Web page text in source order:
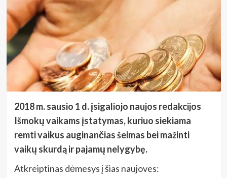
2018 m. sausio 1 d. įsigaliojo naujos redakcijos
Išmokų vaikams įstatymas, kuriuo siekiama
remti vaikus auginančias šeimas bei mažinti
vaikų skurdą ir pajamų nelygybę.
Atkreiptinas dėmesys į šias naujoves: